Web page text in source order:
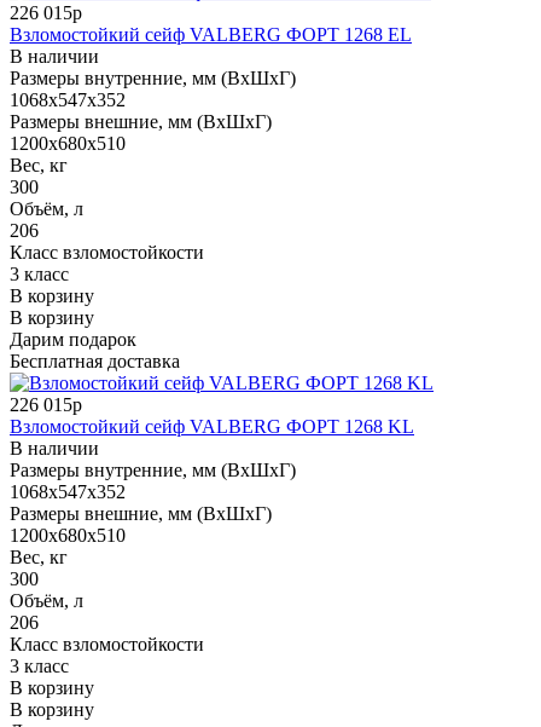
226 015р
Взломостойкий сейф VALBERG ФОРТ 1268 EL
В наличии
Размеры внутренние, мм (ВхШхГ)
1068x547x352
Размеры внешние, мм (ВхШхГ)
1200x680x510
Вес, кг
300
Объём, л
206
Класс взломостойкости
3 класс
В корзину
В корзину
Дарим подарок
Бесплатная доставка
226 015р
Взломостойкий сейф VALBERG ФОРТ 1268 KL
В наличии
Размеры внутренние, мм (ВхШхГ)
1068x547x352
Размеры внешние, мм (ВхШхГ)
1200x680x510
Вес, кг
300
Объём, л
206
Класс взломостойкости
3 класс
В корзину
В корзину